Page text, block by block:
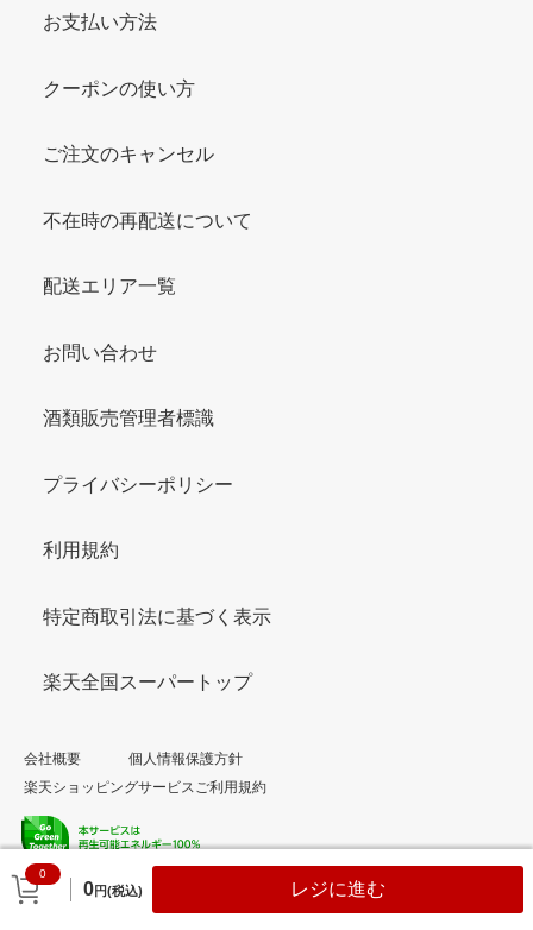
0
0円(税込) レジに進む
お支払い方法
クーポンの使い方
ご注文のキャンセル
不在時の再配送について
配送エリア一覧
お問い合わせ
酒類販売管理者標識
プライバシーポリシー
利用規約
特定商取引法に基づく表示
楽天全国スーパートップ
会社概要
個人情報保護方針
楽天ショッピングサービスご利用規約
© Rakuten Group, Inc.